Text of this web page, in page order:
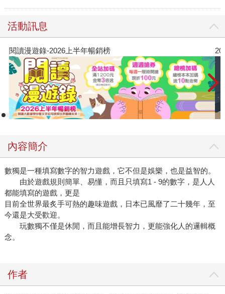
活動訊息
閱讀漫遊錄-2026上半年暢銷榜
內容簡介
數獨是一種填寫數字的智力遊戲，它不但是娛樂，也是益智的。
由於遊戲規則簡單、易懂，而且只填寫1 - 9的數字，是人人
都能填寫的遊戲，更是
目前全世界最炙手可熱的趣味遊戲，日本已風靡了二十幾年，至
今還是大受歡迎。
玩數獨不僅是休閒，而且能增長智力，更能強化人的邏輯概
念。
作者